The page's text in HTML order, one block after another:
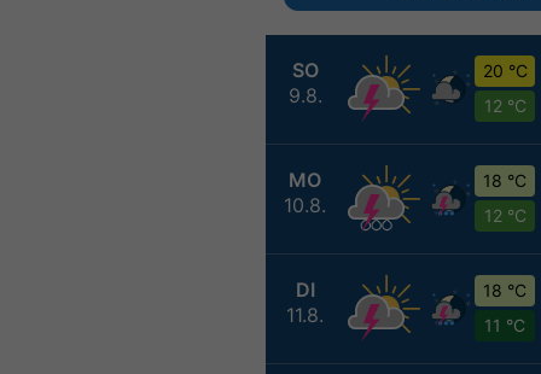
SO
9.8.
20 °C
12 °C
MO
10.8.
18 °C
12 °C
DI
11.8.
18 °C
11 °C